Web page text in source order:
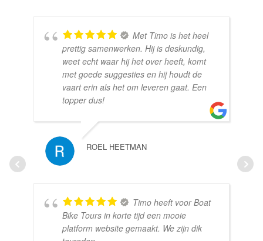
Met Timo is het heel
prettig samenwerken. Hij is deskundig,
weet echt waar hij het over heeft, komt
met goede suggesties en hij houdt de
vaart erin als het om leveren gaat. Een
topper dus!
ROEL HEETMAN
Timo heeft voor Boat
Bike Tours in korte tijd een mooie
platform website gemaakt. We zijn dik